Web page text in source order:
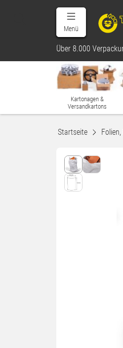
Menü
Über 8.000
Kartonagen &
Versandkartons
Startseite